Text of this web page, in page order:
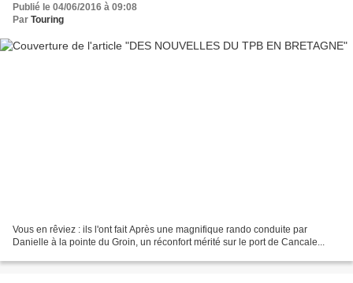
Publié le 04/06/2016 à 09:08
Par Touring
Vous en rêviez : ils l'ont fait Après une magnifique rando conduite par
Danielle à la pointe du Groin, un réconfort mérité sur le port de Cancale...